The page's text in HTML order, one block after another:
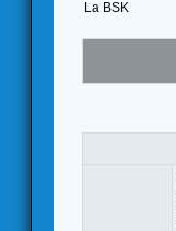
La BSK